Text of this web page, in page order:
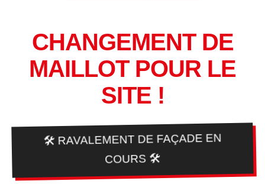
CHANGEMENT DE
MAILLOT POUR LE
SITE !
🛠️ RAVALEMENT DE FAÇADE EN
COURS 🛠️